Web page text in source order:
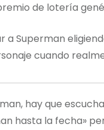
de lotería
a Superman
cuando
hay que
hasta la fecha»